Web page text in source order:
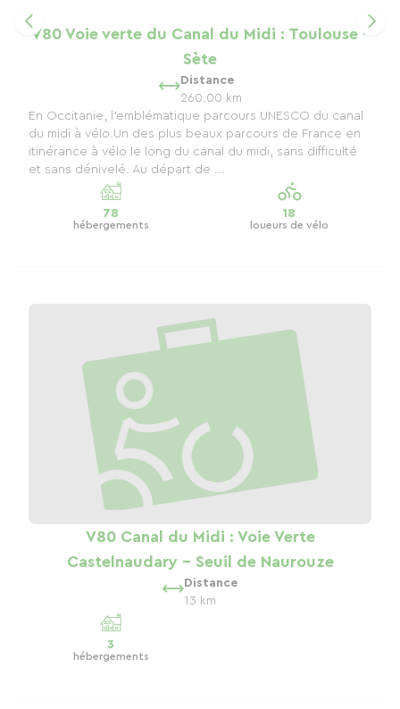
V80 Voie verte du Canal du Midi : Toulouse -
Sète
Distance
260.00 km
En Occitanie, l'emblématique parcours UNESCO du canal
du midi à vélo.Un des plus beaux parcours de France en
itinérance à vélo le long du canal du midi, sans difficulté
et sans dénivelé. Au départ de ...
78
hébergements
18
loueurs de vélo
V80 Canal du Midi : Voie Verte
Castelnaudary - Seuil de Naurouze
Distance
13 km
3
hébergements